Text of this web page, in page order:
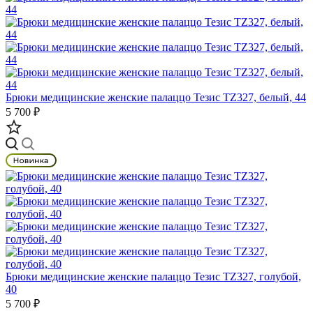
Брюки медицинские женские палаццо Тезис TZ327, белый, 44
5 700 ₽
Брюки медицинские женские палаццо Тезис TZ327, голубой,
40
5 700 ₽